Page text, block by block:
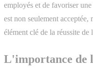
employés et de favoriser
est non seulement acceptée,
élément clé de la réussite de
L'importance de